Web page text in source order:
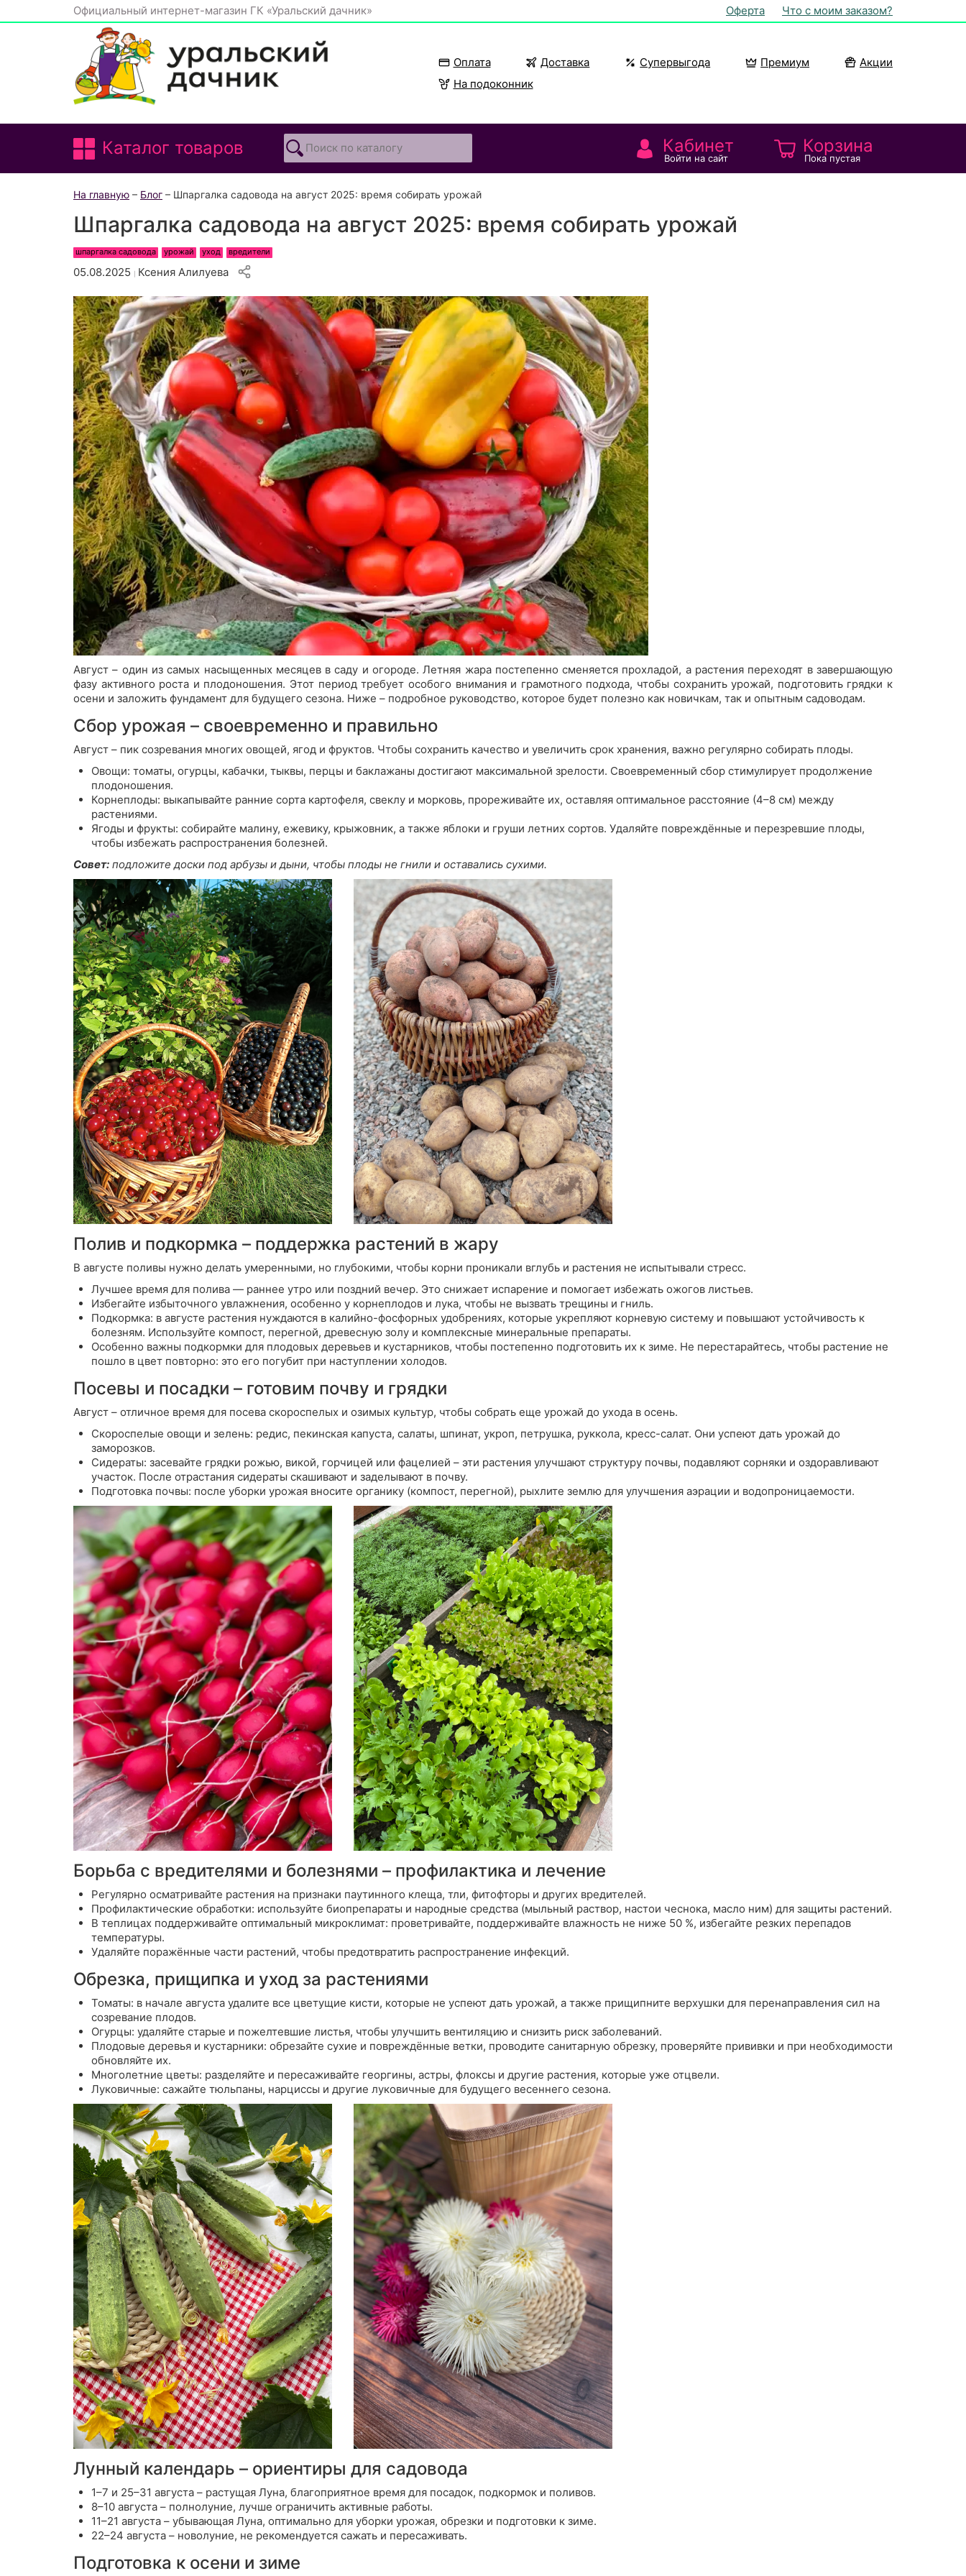
Официальный интернет-магазин ГК «Уральский дачник» Оферта Что с моим заказом?
Оплата Доставка Супервыгода Премиум
Акции
На подоконник
Каталог товаров Кабинет
Войти на сайт
Корзина
Пока пустая
На главную – Блог – Шпаргалка садовода на август 2025: время собирать урожай
Шпаргалка садовода на август 2025: время собирать урожай
шпаргалка садовода урожай уход вредители
05.08.2025 Ксения Алилуева
Август – один из самых насыщенных месяцев в саду и огороде. Летняя жара постепенно сменяется прохладой, а растения переходят в завершающую
фазу активного роста и плодоношения. Этот период требует особого внимания и грамотного подхода, чтобы сохранить урожай, подготовить грядки к
осени и заложить фундамент для будущего сезона. Ниже – подробное руководство, которое будет полезно как новичкам, так и опытным садоводам.
Сбор урожая – своевременно и правильно
Август – пик созревания многих овощей, ягод и фруктов. Чтобы сохранить качество и увеличить срок хранения, важно регулярно собирать плоды.
Овощи: томаты, огурцы, кабачки, тыквы, перцы и баклажаны достигают максимальной зрелости. Своевременный сбор стимулирует продолжение
плодоношения.
Корнеплоды: выкапывайте ранние сорта картофеля, свеклу и морковь, прореживайте их, оставляя оптимальное расстояние (4–8 см) между
растениями.
Ягоды и фрукты: собирайте малину, ежевику, крыжовник, а также яблоки и груши летних сортов. Удаляйте повреждённые и перезревшие плоды,
чтобы избежать распространения болезней.
Совет: подложите доски под арбузы и дыни, чтобы плоды не гнили и оставались сухими.
Полив и подкормка – поддержка растений в жару
В августе поливы нужно делать умеренными, но глубокими, чтобы корни проникали вглубь и растения не испытывали стресс.
Лучшее время для полива — раннее утро или поздний вечер. Это снижает испарение и помогает избежать ожогов листьев.
Избегайте избыточного увлажнения, особенно у корнеплодов и лука, чтобы не вызвать трещины и гниль.
Подкормка: в августе растения нуждаются в калийно-фосфорных удобрениях, которые укрепляют корневую систему и повышают устойчивость к
болезням. Используйте компост, перегной, древесную золу и комплексные минеральные препараты.
Особенно важны подкормки для плодовых деревьев и кустарников, чтобы постепенно подготовить их к зиме. Не перестарайтесь, чтобы растение не
пошло в цвет повторно: это его погубит при наступлении холодов.
Посевы и посадки – готовим почву и грядки
Август – отличное время для посева скороспелых и озимых культур, чтобы собрать еще урожай до ухода в осень.
Скороспелые овощи и зелень: редис, пекинская капуста, салаты, шпинат, укроп, петрушка, руккола, кресс-салат. Они успеют дать урожай до
заморозков.
Сидераты: засевайте грядки рожью, викой, горчицей или фацелией – эти растения улучшают структуру почвы, подавляют сорняки и оздоравливают
участок. После отрастания сидераты скашивают и заделывают в почву.
Подготовка почвы: после уборки урожая вносите органику (компост, перегной), рыхлите землю для улучшения аэрации и водопроницаемости.
Борьба с вредителями и болезнями – профилактика и лечение
Регулярно осматривайте растения на признаки паутинного клеща, тли, фитофторы и других вредителей.
Профилактические обработки: используйте биопрепараты и народные средства (мыльный раствор, настои чеснока, масло ним) для защиты растений.
В теплицах поддерживайте оптимальный микроклимат: проветривайте, поддерживайте влажность не ниже 50 %, избегайте резких перепадов
температуры.
Удаляйте поражённые части растений, чтобы предотвратить распространение инфекций.
Обрезка, прищипка и уход за растениями
Томаты: в начале августа удалите все цветущие кисти, которые не успеют дать урожай, а также прищипните верхушки для перенаправления сил на
созревание плодов.
Огурцы: удаляйте старые и пожелтевшие листья, чтобы улучшить вентиляцию и снизить риск заболеваний.
Плодовые деревья и кустарники: обрезайте сухие и повреждённые ветки, проводите санитарную обрезку, проверяйте прививки и при необходимости
обновляйте их.
Многолетние цветы: разделяйте и пересаживайте георгины, астры, флоксы и другие растения, которые уже отцвели.
Луковичные: сажайте тюльпаны, нарциссы и другие луковичные для будущего весеннего сезона.
Лунный календарь – ориентиры для садовода
1–7 и 25–31 августа – растущая Луна, благоприятное время для посадок, подкормок и поливов.
8–10 августа – полнолуние, лучше ограничить активные работы.
11–21 августа – убывающая Луна, оптимально для уборки урожая, обрезки и подготовки к зиме.
22–24 августа – новолуние, не рекомендуется сажать и пересаживать.
Подготовка к осени и зиме